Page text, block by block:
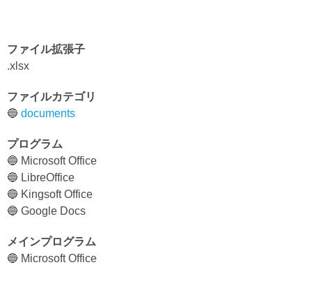
ファイル拡張子
.xlsx
ファイルカテゴリ
🔵 documents
プログラム
🔵 Microsoft Office
🔵 LibreOffice
🔵 Kingsoft Office
🔵 Google Docs
メインプログラム
🔵 Microsoft Office